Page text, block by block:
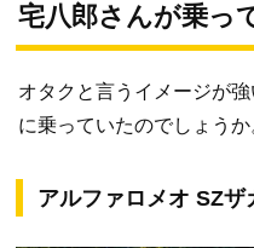
宅八郎さんが乗っ
オタクと言うイメージが
に乗っていたのでしょうか
アルファロメオ SZザ